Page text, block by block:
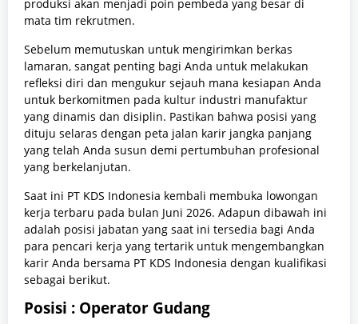
produksi akan menjadi poin pembeda yang besar di
mata tim rekrutmen.
Sebelum memutuskan untuk mengirimkan berkas
lamaran, sangat penting bagi Anda untuk melakukan
refleksi diri dan mengukur sejauh mana kesiapan Anda
untuk berkomitmen pada kultur industri manufaktur
yang dinamis dan disiplin. Pastikan bahwa posisi yang
dituju selaras dengan peta jalan karir jangka panjang
yang telah Anda susun demi pertumbuhan profesional
yang berkelanjutan.
Saat ini PT KDS Indonesia kembali membuka lowongan
kerja terbaru pada bulan Juni 2026. Adapun dibawah ini
adalah posisi jabatan yang saat ini tersedia bagi Anda
para pencari kerja yang tertarik untuk mengembangkan
karir Anda bersama PT KDS Indonesia dengan kualifikasi
sebagai berikut.
Posisi : Operator Gudang